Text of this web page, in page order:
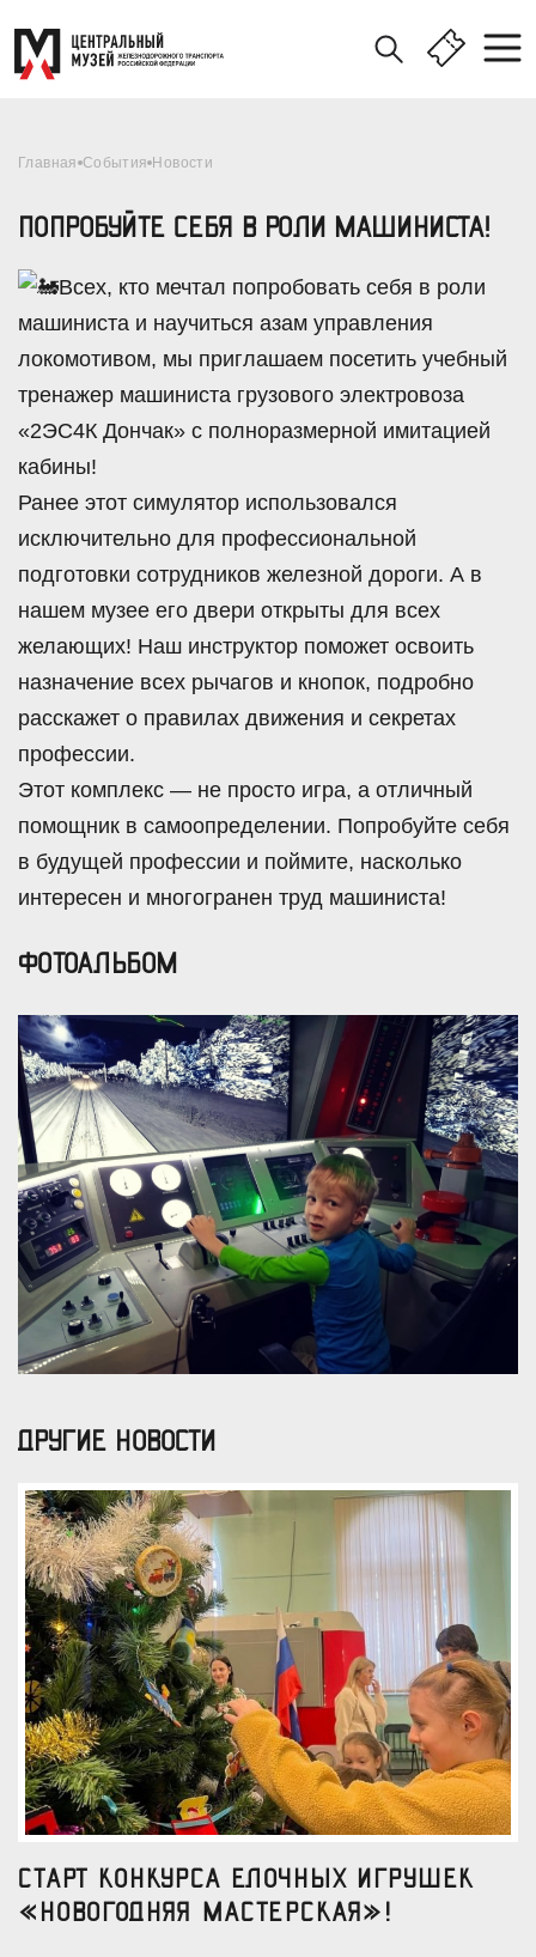
Главная События Новости
ПОПРОБУЙТЕ СЕБЯ В РОЛИ МАШИНИСТА!
Всех, кто мечтал попробовать себя в роли
машиниста и научиться азам управления
локомотивом, мы приглашаем посетить учебный
тренажер машиниста грузового электровоза
«2ЭС4К Дончак» с полноразмерной имитацией
кабины!
Ранее этот симулятор использовался
исключительно для профессиональной
подготовки сотрудников железной дороги. А в
нашем музее его двери открыты для всех
желающих! Наш инструктор поможет освоить
назначение всех рычагов и кнопок, подробно
расскажет о правилах движения и секретах
профессии.
Этот комплекс — не просто игра, а отличный
помощник в самоопределении. Попробуйте себя
в будущей профессии и поймите, насколько
интересен и многогранен труд машиниста!
ФОТОАЛЬБОМ
ДРУГИЕ НОВОСТИ
Старт конкурса елочных игрушек
«Новогодняя мастерская»!